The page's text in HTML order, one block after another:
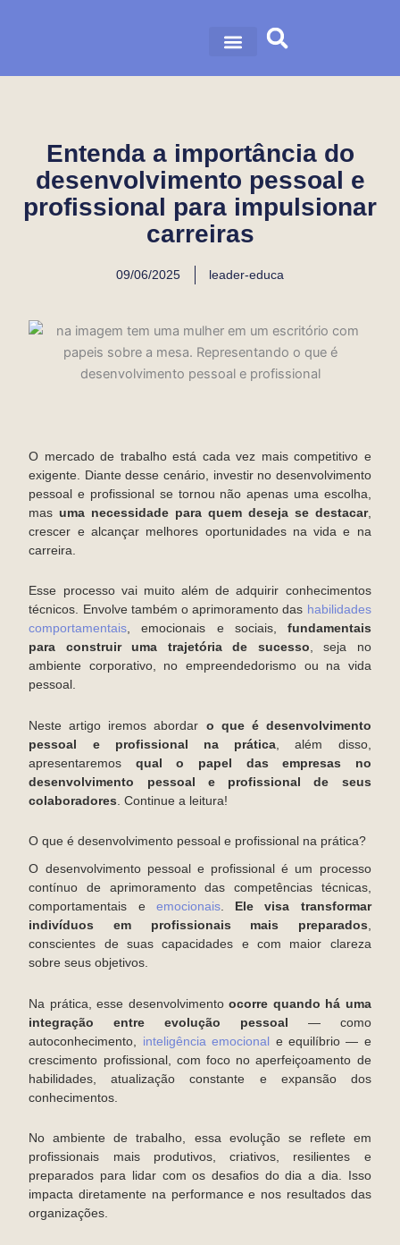
conteúdo
Entenda a importância do
desenvolvimento pessoal e
profissional para impulsionar
carreiras
09/06/2025 leader-educa
O mercado de trabalho está cada vez mais competitivo e
exigente. Diante desse cenário, investir no desenvolvimento
pessoal e profissional se tornou não apenas uma escolha,
masuma necessidade para quem deseja se destacar,
crescer e alcançar melhores oportunidades na vida e na
carreira.
Esse processo vai muito além de adquirir conhecimentos
técnicos. Envolve também o aprimoramento das habilidades
comportamentais, emocionais e sociais, fundamentais
para construir uma trajetória de sucesso, seja no
ambiente corporativo, no empreendedorismo ou na vida
pessoal.
Neste artigo iremos abordar o que é desenvolvimento
pessoal e profissional na prática , além disso,
apresentaremos qual o papel das empresas no
desenvolvimento pessoal e profissional de seus
colaboradores . Continue a leitura!
O que é desenvolvimento pessoal e profissional na prática?
O desenvolvimento pessoal e profissional é um processo
contínuo de aprimoramento das competências técnicas,
comportamentais e emocionais. Ele visa transformar
indivíduos em profissionais mais preparados,
conscientes de suas capacidades e com maior clareza
sobre seus objetivos.
Na prática, esse desenvolvimentoocorre quando há uma
integração entre evolução pessoal — como
autoconhecimento, inteligência emocional e equilíbrio — e
crescimento profissional, com foco no aperfeiçoamento de
habilidades, atualização constante e expansão dos
conhecimentos.
No ambiente de trabalho, essa evolução se reflete em
profissionais mais produtivos, criativos, resilientes e
preparados para lidar com os desafios do dia a dia. Isso
impacta diretamente na performance e nos resultados das
organizações.